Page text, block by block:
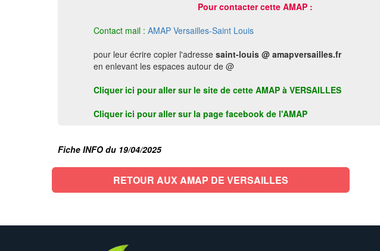
Pour contacter cette AMAP :
Contact mail : AMAP Versailles-Saint Louis
pour leur écrire copier l'adresse saint-louis @ amapversailles.fr
en enlevant les espaces autour de @
Cliquer ici pour aller sur le site de cette AMAP à VERSAILLES
Cliquer ici pour aller sur la page facebook de l'AMAP
Fiche INFO du 19/04/2025
RETOUR AUX AMAP DE VERSAILLES